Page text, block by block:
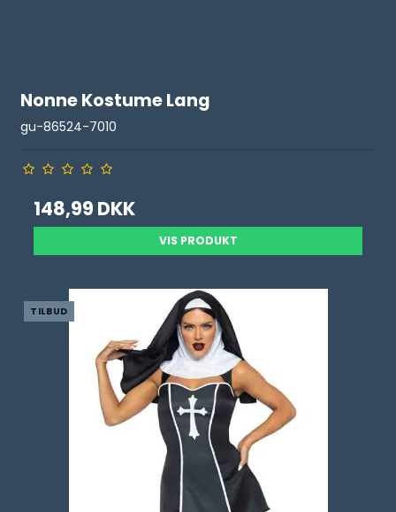
Nonne Kostume Lang
gu-86524-7010
148,99 DKK
VIS PRODUKT
TILBUD